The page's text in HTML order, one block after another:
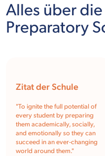
Alles über
Preparatory
Zitat der Schule
"To ignite the full potential of
every student by preparing
them academically, socially,
and emotionally so they can
succeed in an ever-changing
world around them."